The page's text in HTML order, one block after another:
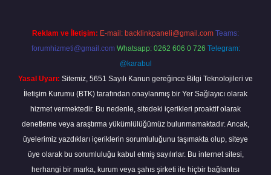
Reklam ve İletişim: E-mail: backlinkpaneli@gmail.com Teams:
forumhizmeti@gmail.com Whatsapp: 0262 606 0 726 Telegram:
@karabul
Yasal Uyarı: Sitemiz, 5651 Sayılı Kanun gereğince Bilgi Teknolojileri ve
İletişim Kurumu (BTK) tarafından onaylanmış bir Yer Sağlayıcı olarak
hizmet vermektedir. Bu nedenle, sitedeki içerikleri proaktif olarak
denetleme veya araştırma yükümlülüğümüz bulunmamaktadır. Ancak,
üyelerimiz yazdıkları içeriklerin sorumluluğunu taşımakta olup, siteye
üye olarak bu sorumluluğu kabul etmiş sayılırlar. Bu internet sitesi,
herhangi bir marka, kurum veya şahıs şirketi ile hiçbir bağlantısı